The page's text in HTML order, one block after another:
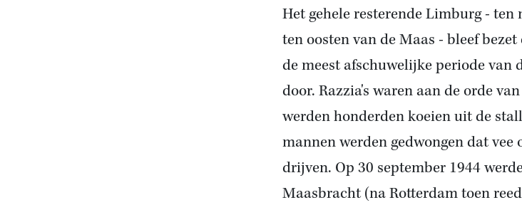
Het gehele resterende Limburg -
ten oosten van de Maas - bleef
de meest afschuwelijke periode van
door. Razzia's waren aan de orde
werden honderden koeien uit de
mannen werden gedwongen dat vee
drijven. Op 30 september 1944
Maasbracht (na Rotterdam toen